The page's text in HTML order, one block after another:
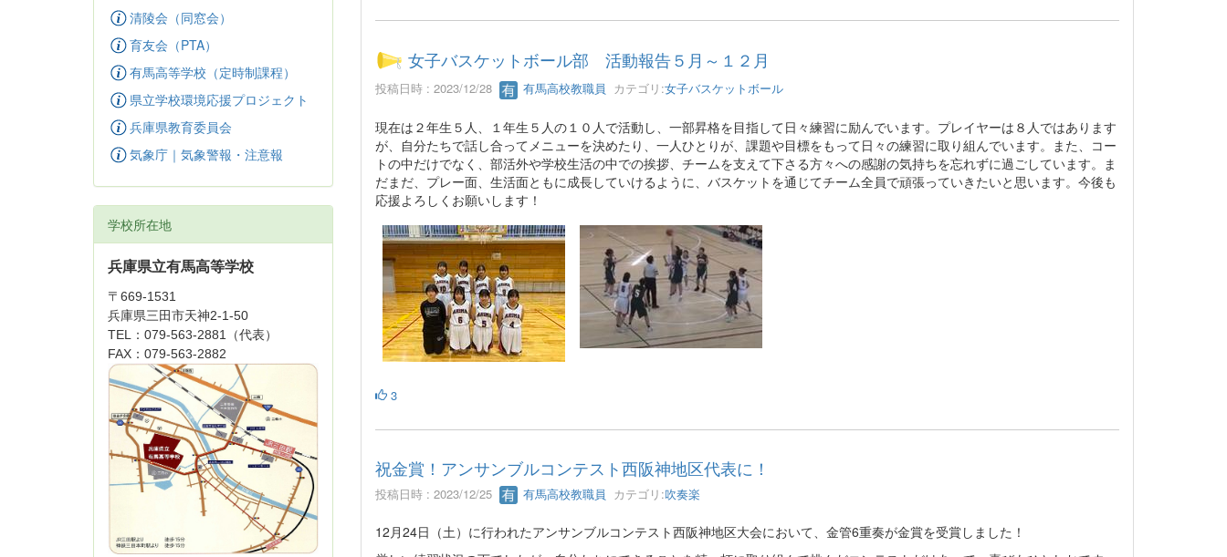
女子バスケットボール部 活動報告５月～１２月
投稿日時 : 2023/12/28 有馬高校教職員 カテゴリ:女子バスケットボール
現在は２年生５人、１年生５人の１０人で活動し、一部昇格を目指して日々練習に励んでいます。プレイヤーは８人ではあります
が、自分たちで話し合ってメニューを決めたり、一人ひとりが、課題や目標をもって日々の練習に取り組んでいます。また、コー
トの中だけでなく、部活外や学校生活の中での挨拶、チームを支えて下さる方々への感謝の気持ちを忘れずに過ごしています。ま
だまだ、プレー面、生活面ともに成長していけるように、バスケットを通じてチーム全員で頑張っていきたいと思います。今後も
応援よろしくお願いします！
3
祝金賞！アンサンブルコンテスト西阪神地区代表に！
投稿日時 : 2023/12/25 有馬高校教職員 カテゴリ:吹奏楽
12月24日（土）に行われたアンサンブルコンテスト西阪神地区大会において、金管6重奏が金賞を受賞しました！
清陵会（同窓会）
育友会（PTA）
有馬高等学校（定時制課程）
県立学校環境応援プロジェクト
兵庫県教育委員会
気象庁｜気象警報・注意報
学校所在地
兵庫県立有馬高等学校
〒669-1531
兵庫県三田市天神2-1-50
TEL：079-563-2881（代表）
FAX：079-563-2882